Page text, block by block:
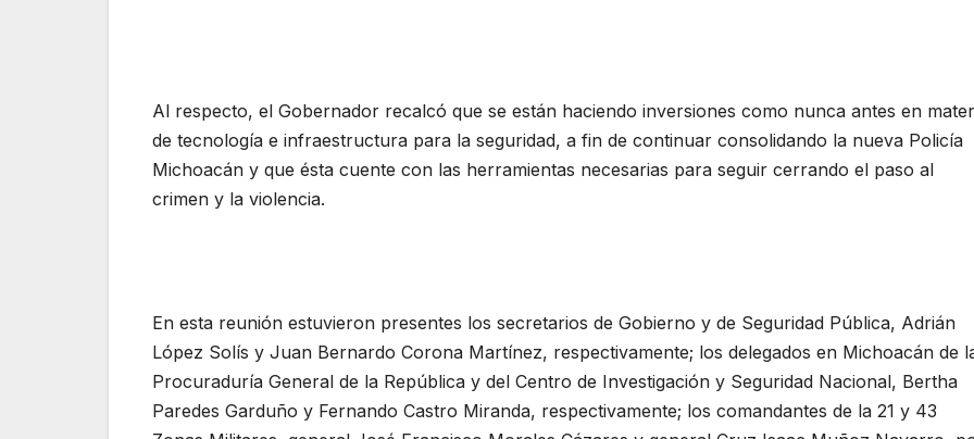
Al respecto, el Gobernador recalcó que se están haciendo inversiones como nunca antes en
de tecnología e infraestructura para la seguridad, a fin de continuar consolidando la nueva Policía
Michoacán y que ésta cuente con las herramientas necesarias para seguir cerrando el paso al
crimen y la violencia.
En esta reunión estuvieron presentes los secretarios de Gobierno y de Seguridad Pública, Adrián
López Solís y Juan Bernardo Corona Martínez, respectivamente; los delegados en Michoacán de
Procuraduría General de la República y del Centro de Investigación y Seguridad Nacional, Bertha
Paredes Garduño y Fernando Castro Miranda, respectivamente; los comandantes de la 21 y 43